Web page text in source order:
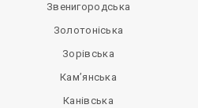
Звенигородська
Золотоніська
Зорівська
Кам’янська
Канівська